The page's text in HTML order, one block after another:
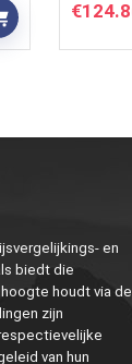
€
en
biedt die
houdt via de
zijn
van hun